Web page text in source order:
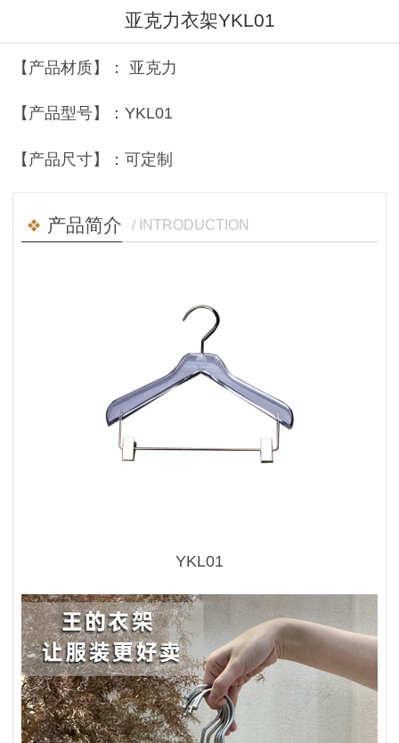
亚克力衣架YKL01
【产品材质】： 亚克力
【产品型号】：YKL01
【产品尺寸】：可定制
产品简介 / INTRODUCTION
YKL01